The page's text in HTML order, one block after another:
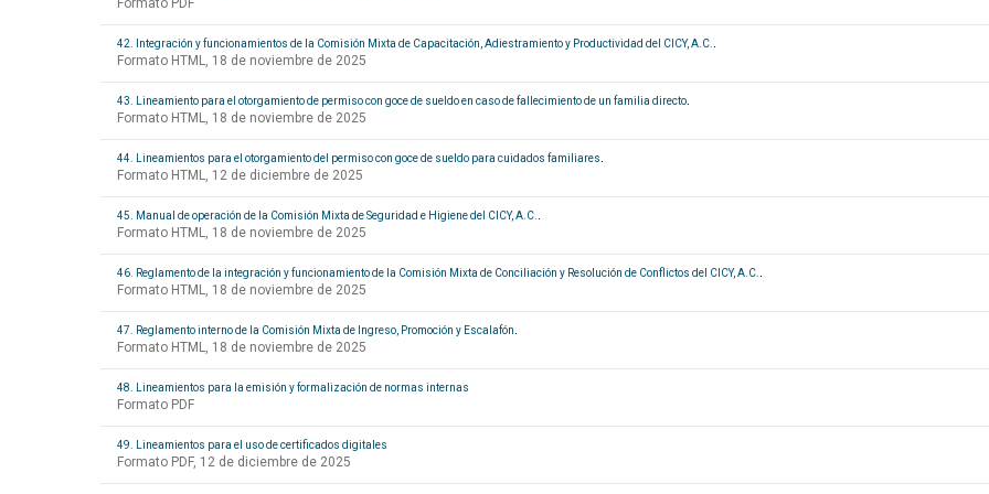
Formato PDF
42. Integración y funcionamientos de la Comisión Mixta de Capacitación, Adiestramiento y Productividad del CICY, A.C..
Formato HTML, 18 de noviembre de 2025
43. Lineamiento para el otorgamiento de permiso con goce de sueldo en caso de fallecimiento de un familia directo.
Formato HTML, 18 de noviembre de 2025
44. Lineamientos para el otorgamiento del permiso con goce de sueldo para cuidados familiares.
Formato HTML, 12 de diciembre de 2025
45. Manual de operación de la Comisión Mixta de Seguridad e Higiene del CICY, A.C..
Formato HTML, 18 de noviembre de 2025
46. Reglamento de la integración y funcionamiento de la Comisión Mixta de Conciliación y Resolución de Conflictos del CICY, A.C..
Formato HTML, 18 de noviembre de 2025
47. Reglamento interno de la Comisión Mixta de Ingreso, Promoción y Escalafón.
Formato HTML, 18 de noviembre de 2025
48. Lineamientos para la emisión y formalización de normas internas
Formato PDF
49. Lineamientos para el uso de certificados digitales
Formato PDF, 12 de diciembre de 2025